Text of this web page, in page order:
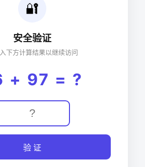
🔐
安全验证
下方计算结果以继续访问
+ 97 = ?
验 证